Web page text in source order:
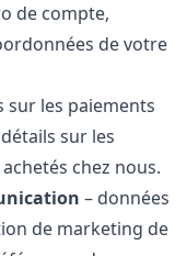
de compte,
de votre
sur les paiements
sur les
chez nous.
– données
de marketing de